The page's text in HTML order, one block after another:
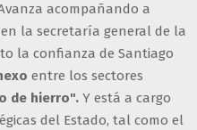
acompañando a
la secretaría general de la
la confianza de Santiago
entre los sectores
de hierro". Y está a cargo
del Estado, tal como el